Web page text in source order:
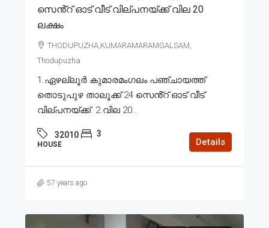
സെൻ്റ് ഓട് വീട് വില്പനയ്ക്ക് വില 20
ലക്ഷം
THODUPUZHA,KUMARAMARAMGALSAM,
Thodupuzha
1.ഏഴല്ലൂർ കുമാരമംഗലം പഞ്ചായത്ത്
തൊടുപുഴ താലൂക്ക് 24 സെൻ്റ് ഓട് വീട്
വില്പനയ്ക്ക്. 2.വില 20...
32010 3
HOUSE Details
57 years ago